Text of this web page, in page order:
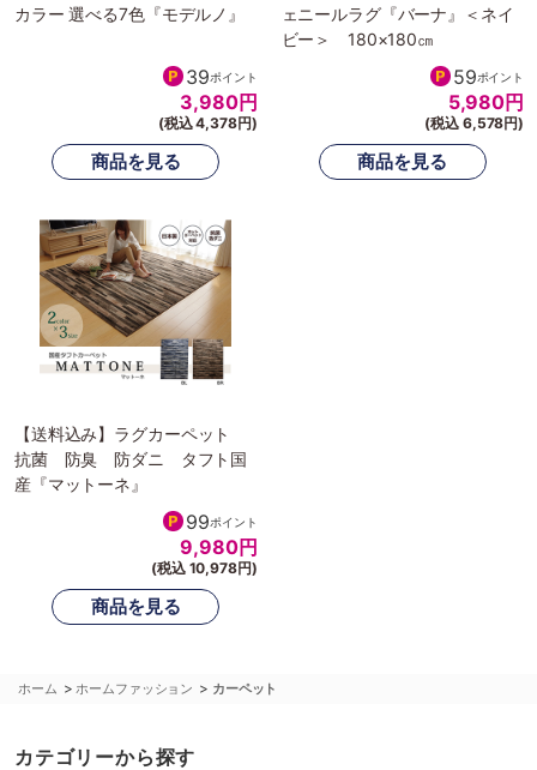
カラー 選べる7色『モデルノ』
39ポイント
3,980円
(税込 4,378円)
ェニールラグ『バーナ』＜ネイ
ビー＞ 180×180㎝
59ポイント
5,980円
(税込 6,578円)
【送料込み】ラグカーペット
抗菌 防臭 防ダニ タフト国
産『マットーネ』
99ポイント
9,980円
(税込 10,978円)
ホーム >ホームファッション > カーペット
カテゴリーから探す